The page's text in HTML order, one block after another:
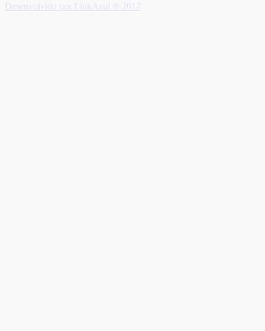
Desenvolvido por LinkAzul ® 2017